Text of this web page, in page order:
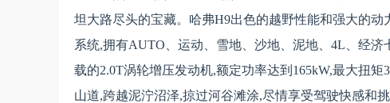
坦大路尽头的宝藏。哈弗H9出色的越野性能和强大的
系统,拥有AUTO、运动、雪地、沙地、泥地、4L、经
载的2.0T涡轮增压发动机,额定功率达到165kW,最大扭
山道,跨越泥泞沼泽,掠过河谷滩涂,尽情享受驾驶快感和挑